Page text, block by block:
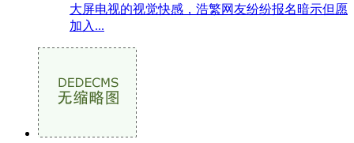
大屏电视的视觉快感，浩繁网友纷纷报名暗示但愿
加入...